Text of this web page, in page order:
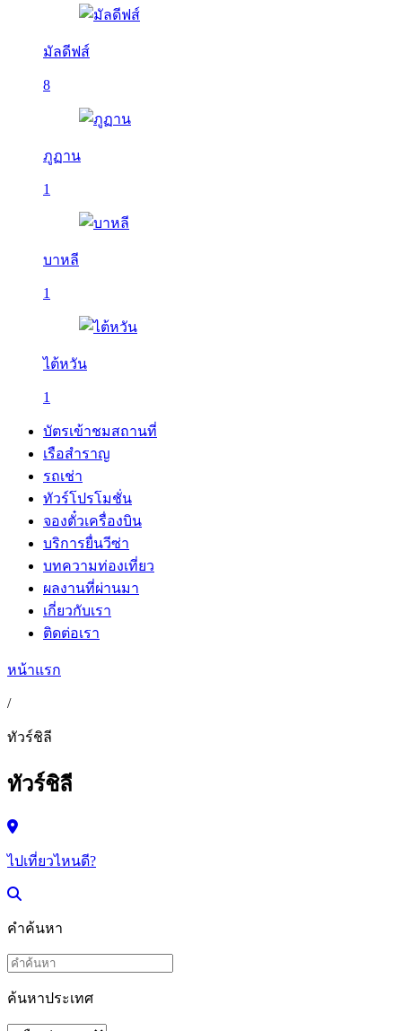
มัลดีฟส์
8
ภูฏาน
1
บาหลี
1
ไต้หวัน
1
บัตรเข้าชมสถานที่
เรือสำราญ
รถเช่า
ทัวร์โปรโมชั่น
จองตั๋วเครื่องบิน
บริการยื่นวีซ่า
บทความท่องเที่ยว
ผลงานที่ผ่านมา
เกี่ยวกับเรา
ติดต่อเรา
หน้าแรก
/
ทัวร์ชิลี
ทัวร์ชิลี
ไปเที่ยวไหนดี?
คำค้นหา
ค้นหาประเทศ